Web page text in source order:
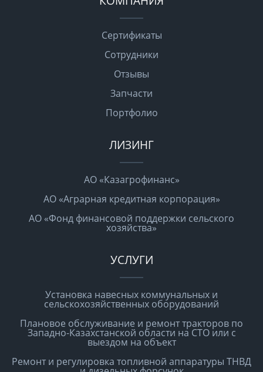
Сертификаты
Сотрудники
Отзывы
Запчасти
Портфолио
ЛИЗИНГ
АО «Казагрофинанс»
АО «Аграрная кредитная корпорация»
АО «Фонд финансовой поддержки сельского
хозяйства»
УСЛУГИ
Установка навесных коммунальных и
сельскохозяйственных оборудований
Плановое обслуживание и ремонт тракторов по
Западно-Казахстанской области на СТО или с
выездом на объект
Ремонт и регулировка топливной аппаратуры ТНВД